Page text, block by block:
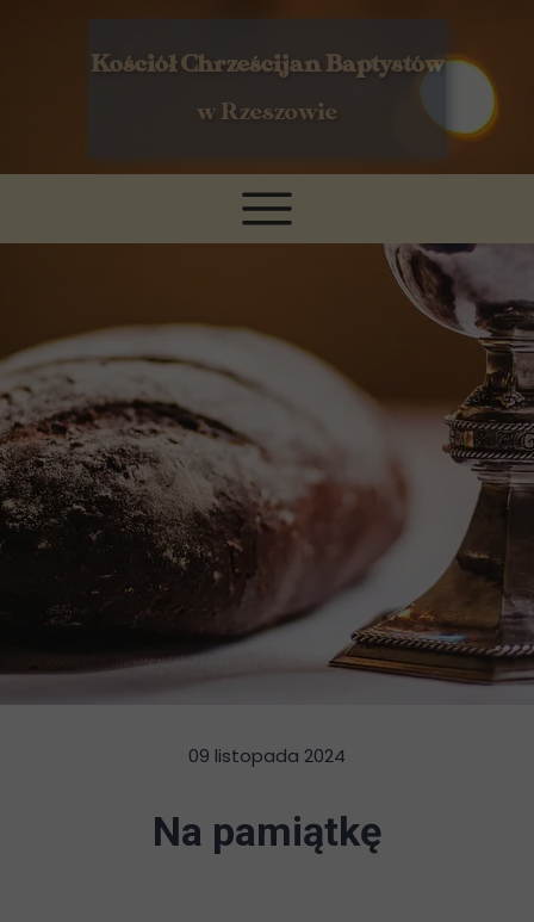
Kościół Chrześcijan Baptystów
w Rzeszowie
09 listopada 2024
Na pamiątkę